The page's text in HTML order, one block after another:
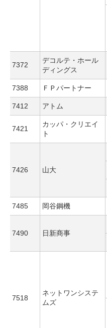
7372
デコルテ・ホール
ディングス
7388 ＦＰパートナー
7412 アトム
7421
カッパ・クリエイ
ト
7426 山大
7485 岡谷鋼機
7490 日新商事
7518
ネットワンシステ
ムズ